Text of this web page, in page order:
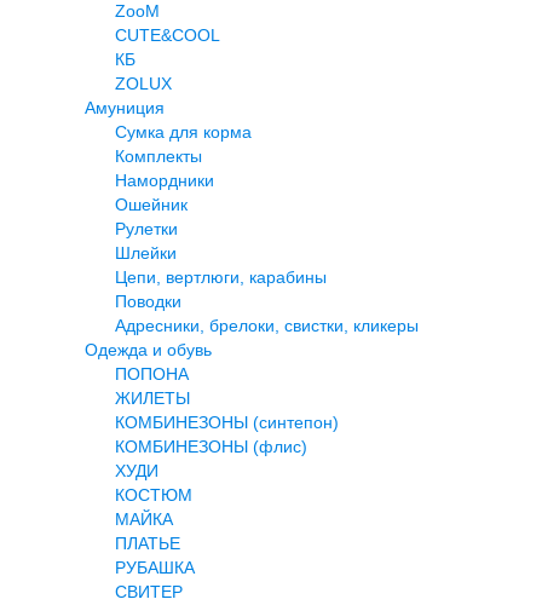
ZooM
CUTE&COOL
КБ
ZOLUX
Амуниция
Сумка для корма
Комплекты
Намордники
Ошейник
Рулетки
Шлейки
Цепи, вертлюги, карабины
Поводки
Адресники, брелоки, свистки, кликеры
Одежда и обувь
ПОПОНА
ЖИЛЕТЫ
КОМБИНЕЗОНЫ (синтепон)
КОМБИНЕЗОНЫ (флис)
ХУДИ
КОСТЮМ
МАЙКА
ПЛАТЬЕ
РУБАШКА
СВИТЕР